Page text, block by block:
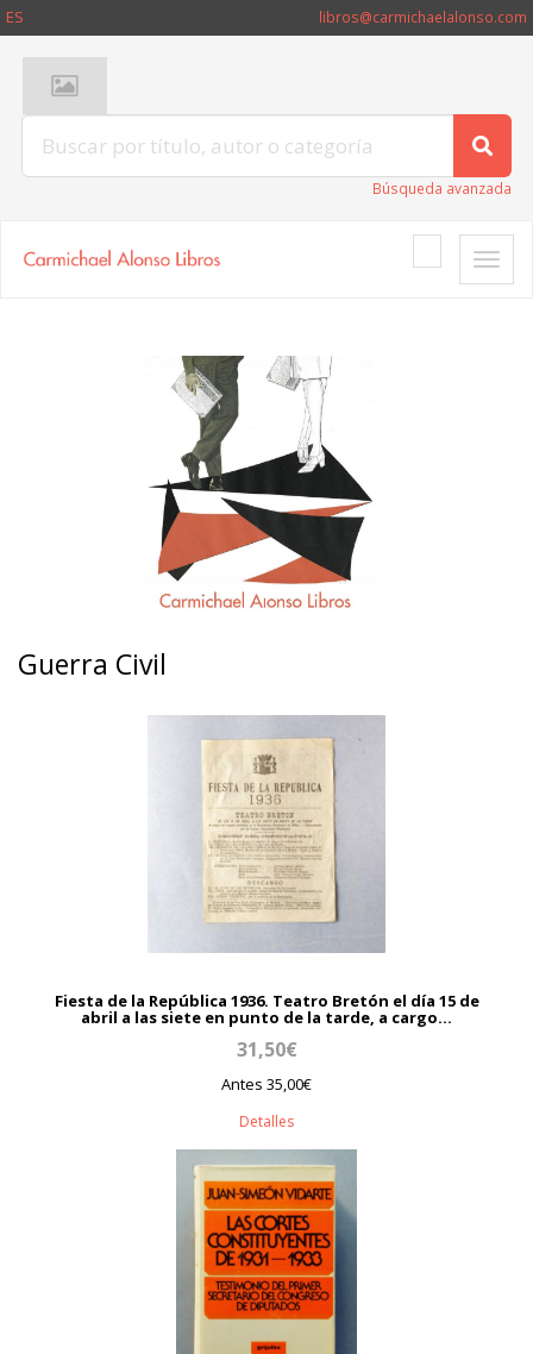
ES libros@carmichaelalonso.com
Búsqueda avanzada
Toggle
Guerra Civil
Fiesta de la República 1936. Teatro Bretón el día 15 de
abril a las siete en punto de la tarde, a cargo...
31,50€
Antes 35,00€
Detalles